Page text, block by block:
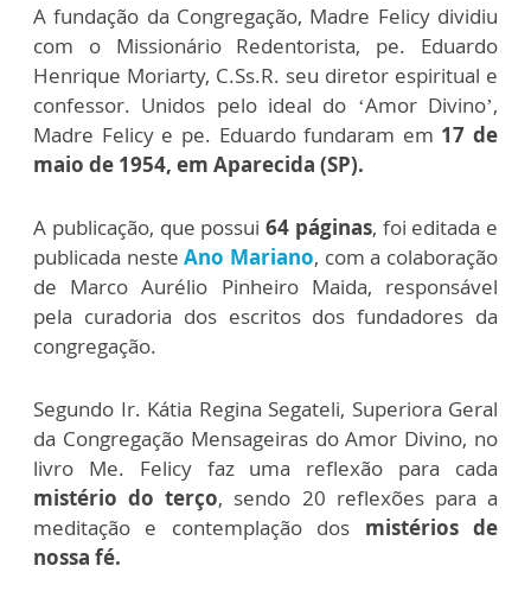
A fundação da Congregação, Madre Felicy dividiu
com o Missionário Redentorista, pe. Eduardo
Henrique Moriarty, C.Ss.R. seu diretor espiritual e
confessor. Unidos pelo ideal do ‘Amor Divino’,
Madre Felicy e pe. Eduardo fundaram em 17 de
maio de 1954, em Aparecida (SP).
A publicação, que possui 64 páginas, foi editada e
publicada nesteAno Mariano, com a colaboração
de Marco Aurélio Pinheiro Maida, responsável
pela curadoria dos escritos dos fundadores da
congregação.
Segundo Ir. Kátia Regina Segateli, Superiora Geral
da Congregação Mensageiras do Amor Divino, no
livro Me. Felicy faz uma reflexão para cada
mistério do terço, sendo 20 reflexões para a
meditação e contemplação dos mistérios de
nossa fé.